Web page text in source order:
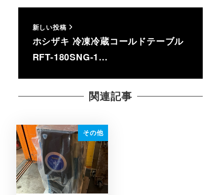
新しい投稿
ホシザキ 冷凍冷蔵コールドテーブル
RFT-180SNG-1…
関連記事
その他